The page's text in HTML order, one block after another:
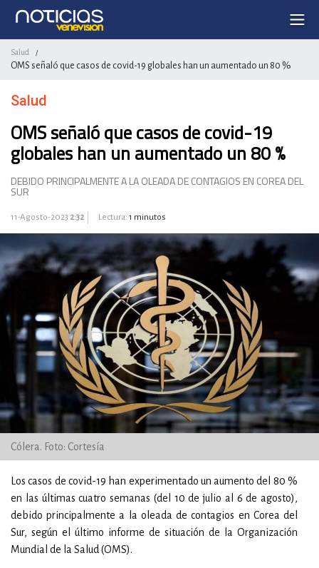
Salud /
OMS señaló que casos de covid-19 globales han un aumentado un 80 %
Salud
OMS señaló que casos de covid-19
globales han un aumentado un 80 %
DEBIDO PRINCIPALMENTE A LA OLEADA DE CONTAGIOS EN COREA DEL
SUR
11-Agosto-2023 2:32 Lectura: 1 minutos
Cólera. Foto: Cortesía
Los casos de covid-19 han experimentado un aumento del 80 %
en las últimas cuatro semanas (del 10 de julio al 6 de agosto),
debido principalmente a la oleada de contagios en Corea del
Sur, según el último informe de situación de la Organización
Mundial de la Salud (OMS).